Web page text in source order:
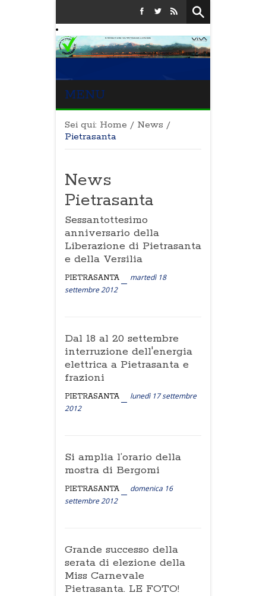
MENU
Sei qui: Home / News /
Pietrasanta
News
Pietrasanta
Sessantottesimo
anniversario della
Liberazione di Pietrasanta
e della Versilia
PIETRASANTA
martedì 18
settembre 2012
Dal 18 al 20 settembre
interruzione dell'energia
elettrica a Pietrasanta e
frazioni
PIETRASANTA
lunedì 17 settembre
2012
Si amplia l’orario della
mostra di Bergomi
PIETRASANTA
domenica 16
settembre 2012
Grande successo della
serata di elezione della
Miss Carnevale
Pietrasanta. LE FOTO!